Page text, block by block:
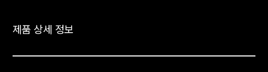
제품 상세 정보